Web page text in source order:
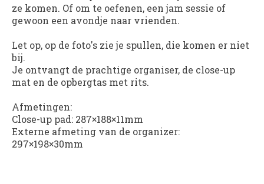
ze komen. Of om te oefenen, een jam sessie of
gewoon een avondje naar vrienden.
Let op, op de foto's zie je spullen, die komen er niet
bij.
Je ontvangt de prachtige organiser, de close-up
mat en de opbergtas met rits.
Afmetingen:
Close-up pad: 287×188×11mm
Externe afmeting van de organizer:
297×198×30mm